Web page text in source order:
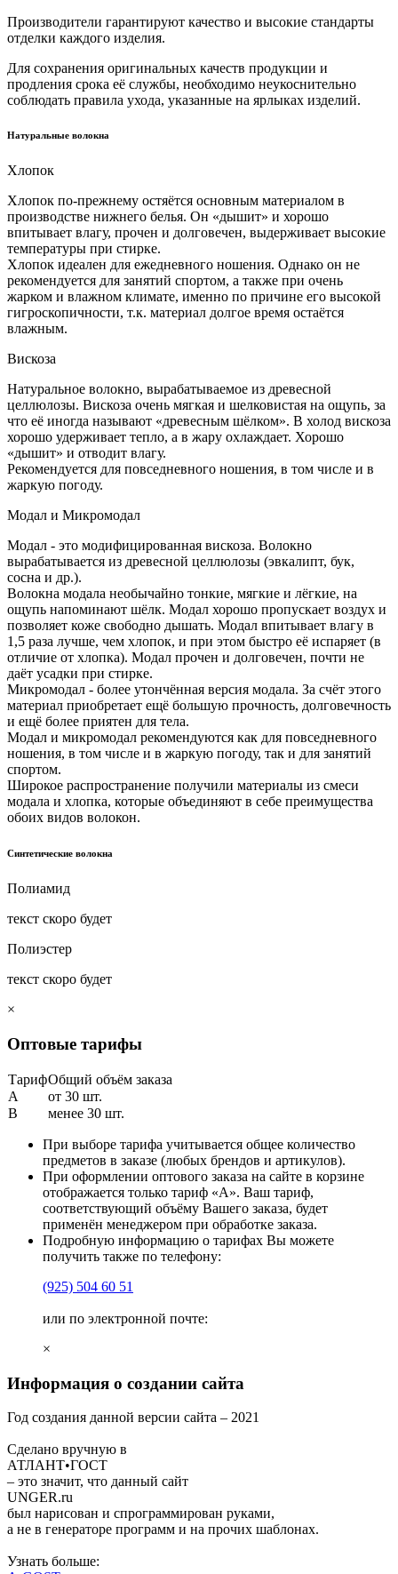
Производители гарантируют качество и высокие стандарты
отделки каждого изделия.
Для сохранения оригинальных качеств продукции и
продления срока её службы, необходимо неукоснительно
соблюдать правила ухода, указанные на ярлыках изделий.
Натуральные волокна
Хлопок
Хлопок по-прежнему остяётся основным материалом в
производстве нижнего белья. Он «дышит» и хорошо
впитывает влагу, прочен и долговечен, выдерживает высокие
температуры при стирке.
Хлопок идеален для ежедневного ношения. Однако он не
рекомендуется для занятий спортом, а также при очень
жарком и влажном климате, именно по причине его высокой
гигроскопичности, т.к. материал долгое время остаётся
влажным.
Вискоза
Натуральное волокно, вырабатываемое из древесной
целлюлозы. Вискоза очень мягкая и шелковистая на ощупь, за
что её иногда называют «древесным шёлком». В холод вискоза
хорошо удерживает тепло, а в жару охлаждает. Хорошо
«дышит» и отводит влагу.
Рекомендуется для повседневного ношения, в том числе и в
жаркую погоду.
Модал и Микромодал
Модал - это модифицированная вискоза. Волокно
вырабатывается из древесной целлюлозы (эвкалипт, бук,
сосна и др.).
Волокна модала необычайно тонкие, мягкие и лёгкие, на
ощупь напоминают шёлк. Модал хорошо пропускает воздух и
позволяет коже свободно дышать. Модал впитывает влагу в
1,5 раза лучше, чем хлопок, и при этом быстро её испаряет (в
отличие от хлопка). Модал прочен и долговечен, почти не
даёт усадки при стирке.
Микромодал - более утончённая версия модала. За счёт этого
материал приобретает ещё большую прочность, долговечность
и ещё более приятен для тела.
Модал и микромодал рекомендуются как для повседневного
ношения, в том числе и в жаркую погоду, так и для занятий
спортом.
Широкое распространение получили материалы из смеси
модала и хлопка, которые объединяют в себе преимущества
обоих видов волокон.
Синтетические волокна
Полиамид
текст скоро будет
Полиэстер
текст скоро будет
×
Оптовые тарифы
ТарифОбщий объём заказа
A
от 30 шт.
B
менее 30 шт.
При выборе тарифа учитывается общее количество
предметов в заказе (любых брендов и артикулов).
При оформлении оптового заказа на сайте в корзине
отображается только тариф «А». Ваш тариф,
соответствующий объёму Вашего заказа, будет
применён менеджером при обработке заказа.
Подробную информацию о тарифах Вы можете
получить также по телефону:
(925) 504 60 51
или по электронной почте:
×
Информация о создании сайта
Год создания данной версии сайта – 2021
Сделано вручную в
АТЛАНТ•ГОСТ
– это значит, что данный сайт
UNGER.ru
был нарисован и спрограммирован руками,
а не в генераторе программ и на прочих шаблонах.
Узнать больше: